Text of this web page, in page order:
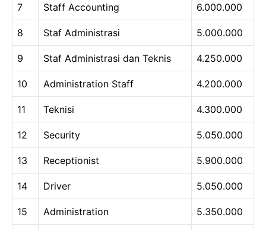
7 Staff Accounting 6.000.000
8 Staf Administrasi 5.000.000
9 Staf Administrasi dan Teknis 4.250.000
10 Administration Staff 4.200.000
11 Teknisi 4.300.000
12 Security 5.050.000
13 Receptionist 5.900.000
14 Driver 5.050.000
15 Administration 5.350.000